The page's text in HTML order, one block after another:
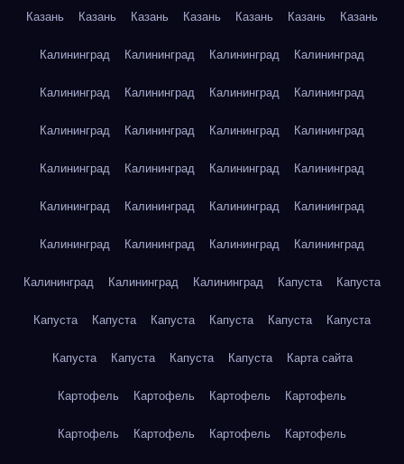
Казань Казань Казань Казань Казань Казань Казань
Калининград Калининград Калининград Калининград
Калининград Калининград Калининград Калининград
Калининград Калининград Калининград Калининград
Калининград Калининград Калининград Калининград
Калининград Калининград Калининград Калининград
Калининград Калининград Калининград Калининград
Калининград Калининград Калининград Капуста Капуста
Капуста Капуста Капуста Капуста Капуста Капуста
Капуста Капуста Капуста Капуста Карта сайта
Картофель Картофель Картофель Картофель
Картофель Картофель Картофель Картофель